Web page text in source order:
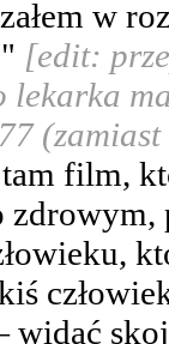
w
[edit:
lekarka
film,
zdrowym,